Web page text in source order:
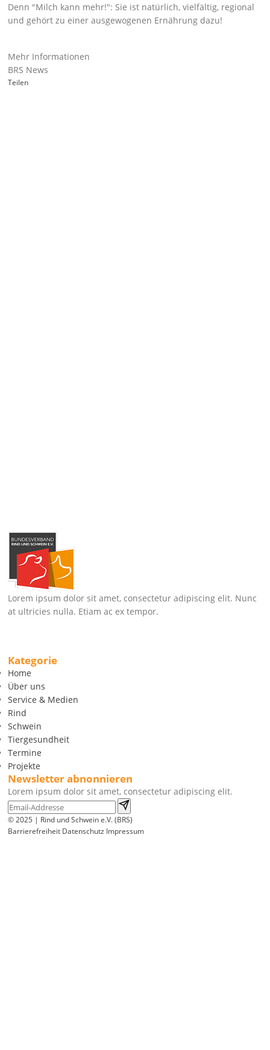
Denn
Milch kann mehr! : Sie ist natürlich, vielfältig, regional
und gehört zu einer ausgewogenen Ernährung dazu!
Mehr Informationen
BRS News
Teilen
Lorem ipsum dolor sit amet, consectetur adipiscing elit. Nunc
at ultricies nulla. Etiam ac ex tempor.
Kategorie
Home
Über uns
Service & Medien
Rind
Schwein
Tiergesundheit
Termine
Projekte
Newsletter abnonnieren
Lorem ipsum dolor sit amet, consectetur adipiscing elit.
© 2025 | Rind und Schwein e.V. (BRS)
Barrierefreiheit Datenschutz Impressum